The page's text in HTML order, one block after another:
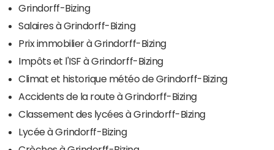
Grindorff-Bizing
Salaires à Grindorff-Bizing
Prix immobilier à Grindorff-Bizing
Impôts et l'ISF à Grindorff-Bizing
Climat et historique météo de Grindorff-Bizing
Accidents de la route à Grindorff-Bizing
Classement des lycées à Grindorff-Bizing
Lycée à Grindorff-Bizing